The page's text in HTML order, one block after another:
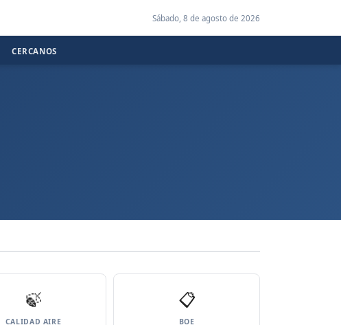
Sábado, 8 de agosto de 2026
CERCANOS
🍃
CALIDAD AIRE
📋
BOE